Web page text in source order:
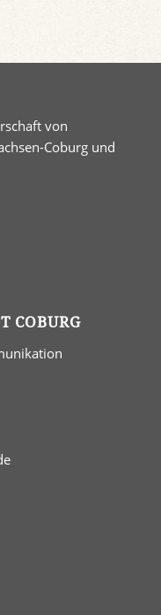
von
Coburg und
COBURG